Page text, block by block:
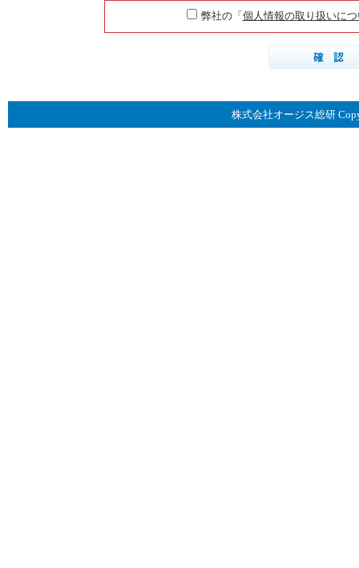
弊社の「 個人情報の取り扱いに
株式会社オージス総研